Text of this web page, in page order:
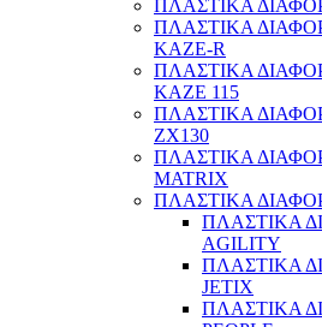
ΠΛΑΣΤΙΚΑ
ΠΛΑΣΤΙΚΑ
KAZE-R
ΠΛΑΣΤΙΚΑ
KAZE 115
ΠΛΑΣΤΙΚΑ
ΖΧ130
ΠΛΑΣΤΙΚΑ
MATRIX
ΠΛΑΣΤΙΚΑ
ΠΛΑΣΤΙΚΑ
AGILITY
ΠΛΑΣΤΙΚΑ
JETIX
ΠΛΑΣΤΙΚΑ